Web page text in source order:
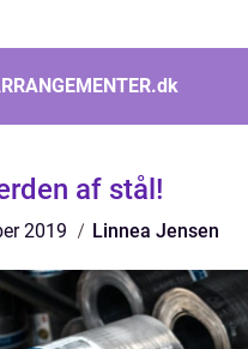
dk
af stål!
2019 Linnea Jensen